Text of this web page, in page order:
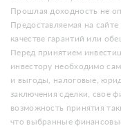
Прошлая доходность не
Предоставляемая на
качестве гарантий или
Перед принятием
инвестору необходимо
и выгоды, налоговые,
заключения сделки, свое
возможность принятия
что выбранные